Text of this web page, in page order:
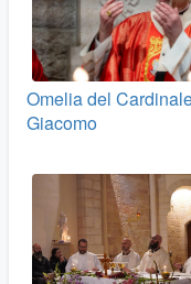
Omelia del
Giacomo